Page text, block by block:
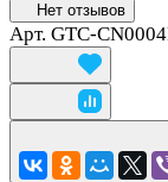
Нет отзывов
Арт. GTC-